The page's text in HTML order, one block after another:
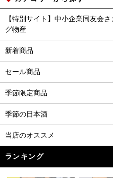
【特別サイト】中小企業同友会
グ物産
新着商品
セール商品
季節限定商品
季節の日本酒
当店のオススメ
ランキング